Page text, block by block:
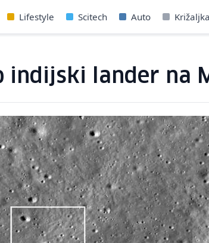
Lifestyle Scitech Auto Križaljka
indijski lander na